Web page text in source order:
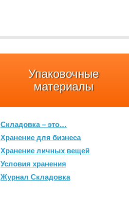
Упаковочные
материалы
Складовка – это…
Хранение для бизнеса
Хранение личных вещей
Условия хранения
Журнал Складовка